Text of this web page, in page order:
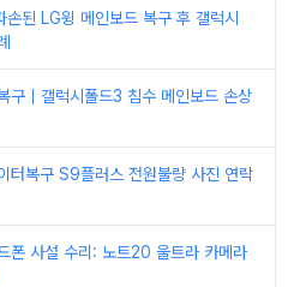
손된 LG윙 메인보드 복구 후 갤럭시
구｜갤럭시폴드3 침수 메인보드 손상
터복구 S9플러스 전원불량 사진 연락
폰 사설 수리: 노트20 울트라 카메라